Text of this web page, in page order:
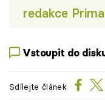
redakce
Vstoupit do
Sdílejte článek